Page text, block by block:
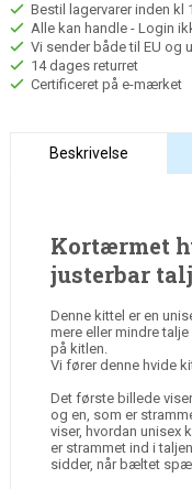
Bestil lagervarer inden kl
Alle kan handle - Login
Vi sender både til EU og
14 dages returret
Certificeret på e-mærket
Beskrivelse
Kortærmet
justerbar
Denne kittel er en
mere eller mindre
på kitlen.
Vi fører denne hvide
Det første billede
og en, som er
viser, hvordan unisex
er strammet ind i
sidder, når bæltet